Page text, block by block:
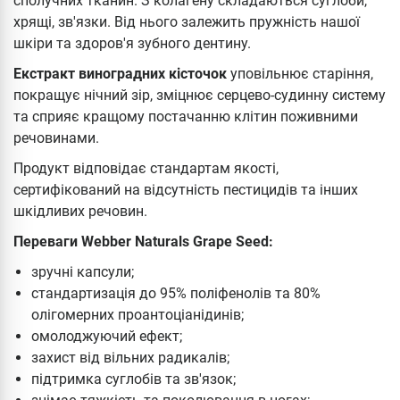
хрящі, зв'язки. Від нього залежить пружність нашої
шкіри та здоров'я зубного дентину.
Екстракт виноградних кісточок уповільнює старіння,
покращує нічний зір, зміцнює серцево-судинну систему
та сприяє кращому постачанню клітин поживними
речовинами.
Продукт відповідає стандартам якості,
сертифікований на відсутність пестицидів та інших
шкідливих речовин.
Переваги Webber Naturals Grape Seed:
зручні капсули;
стандартизація до 95% поліфенолів та 80%
олігомерних проантоціанідинів;
омолоджуючий ефект;
захист від вільних радикалів;
підтримка суглобів та зв'язок;